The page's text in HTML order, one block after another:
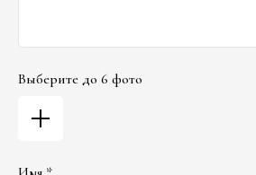
Выберите до 6 фото